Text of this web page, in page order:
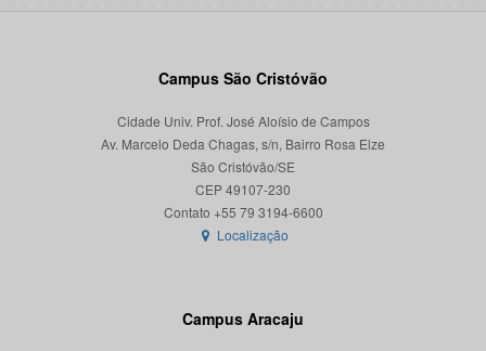
Campus São Cristóvão
Cidade Univ. Prof. José Aloísio de Campos
Av. Marcelo Deda Chagas, s/n, Bairro Rosa Elze
São Cristóvão/SE
CEP 49107-230
Localização
Campus Aracaju